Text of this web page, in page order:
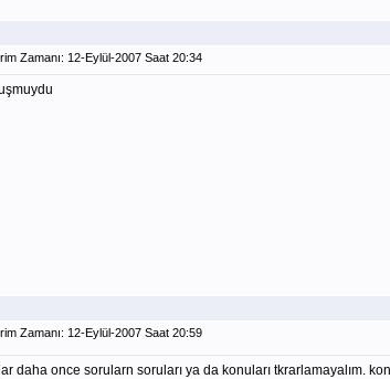
Zamanı: 12-Eylül-2007 Saat 20:34
Zamanı: 12-Eylül-2007 Saat 20:59
daha once sorularn soruları ya da konuları tkrarlamayalım.